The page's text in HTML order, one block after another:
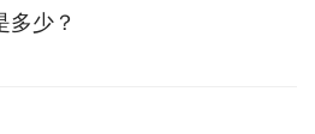
多少？